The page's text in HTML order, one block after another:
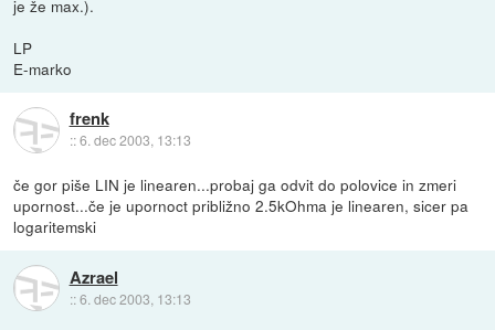
je že max.).
LP
E-marko
frenk
::6. dec 2003, 13:13
če gor piše LIN je linearen...probaj ga odvit do polovice in zmeri
upornost...če je upornoct približno 2.5kOhma je linearen, sicer pa
logaritemski
Azrael
::6. dec 2003, 13:13